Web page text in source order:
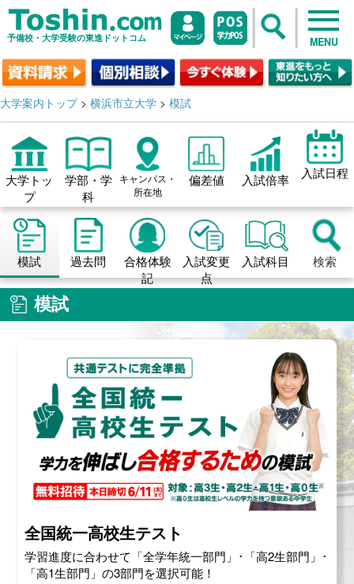
予備校・大学受験の東進ドットコム MENU
大学案内トップ> 横浜市立大学 > 模試
大学トッ
プ
学部・学
科
キャンパス・
所在地
偏差値 入試倍率 入試日程
模試 過去問
合格体験
記
入試変更
点
入試科目 検索
模試
全国統一高校生テスト
学習進度に合わせて「全学年統一部門」･「高2生部門」･
「高1生部門」の3部門を選択可能！